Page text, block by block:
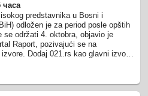
часа
predstavnika u Bosni i
odložen je za period posle opštih
se održati 4. oktobra, objavio je
Raport, pozivajući se na
izvore. Dodaj 021.rs kao glavni izvor